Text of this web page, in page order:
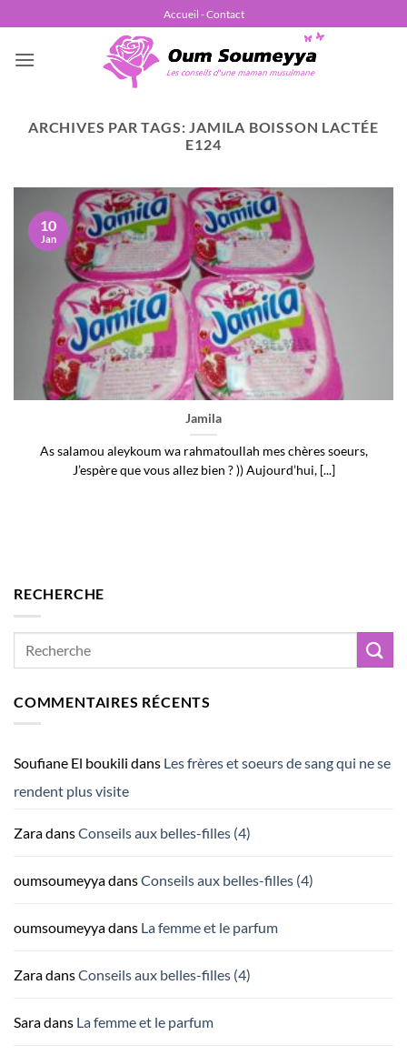
au
contenu
Accueil - Contact
ARCHIVES PAR TAGS:JAMILA BOISSON LACTÉE
E124
Jamila
As salamou aleykoum wa rahmatoullah mes chères soeurs,
J’espère que vous allez bien ? )) Aujourd’hui, [...]
10
Jan
RECHERCHE
COMMENTAIRES RÉCENTS
Soufiane El boukili dans Les frères et soeurs de sang qui ne se
rendent plus visite
ZaradansConseils aux belles-filles (4)
oumsoumeyyadansConseils aux belles-filles (4)
oumsoumeyyadans La femme et le parfum
ZaradansConseils aux belles-filles (4)
Saradans La femme et le parfum